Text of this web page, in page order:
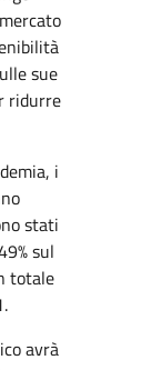
sue
ridurre
i
stati
sul
totale
avrà